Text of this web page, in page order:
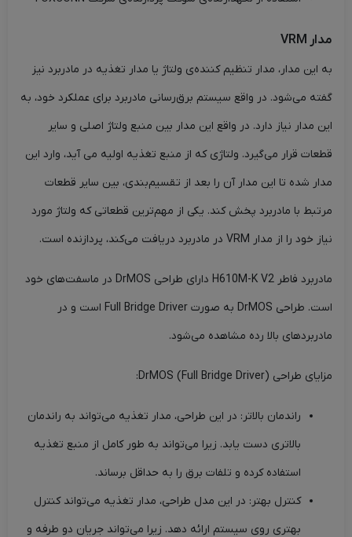
مدار VRM
به این مدار، مدار تنظیم کننده‌ی ولتاژ یا مدار تغذیه در مادربرد نیز
گفته می‌شود. در واقع سیستم برق‌رسانی مادربرد برای عملکرد خود، به
این مدار نیاز دارد. در واقع این مدار بین منبع ولتاژ اصلی و سایر
قطعات قرار می‌گیرد. ولتاژی که از منبع تغذیه اولیه می آید، وارد این
مدار شده تا این مدار آن را بعد از تقسیم‌بندی، بین سایر قطعات
مرتبط با مادربرد پخش کند. یکی از مهم‌ترین قطعاتی که ولتاژ مورد
نیاز خود را از مدار VRM در مادربرد دریافت می‌کند، پردازنده است.
مادربرد فاطر H610M-K V2 دارای طراحی DrMOS در ماسفت‌های خود
است. طراحی DrMOS به صورت Full Bridge Driver است و در
مادربردهای بالا رده مشاهده می‌شود.
مزایای طراحی DrMOS (Full Bridge Driver):
راندمان بالاتر: در این طراحی، مدار تغذیه می‌تواند به راندمان
بالاتری دست یابد. زیرا می‌تواند به طور کامل از منبع تغذیه
استفاده کرده و تلفات برق را به حداقل برساند.
کنترل بهتر: در این مدل طراحی، مدار تغذیه می‌تواند کنترل
بهتری روی سیستم ارائه دهد. زیرا می‌تواند جریان دو طرفه و